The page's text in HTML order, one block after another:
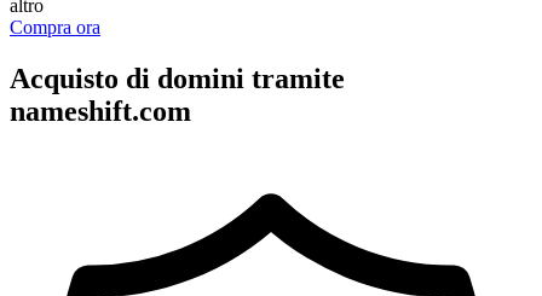
altro
Compra ora
Acquisto di domini tramite
nameshift.com